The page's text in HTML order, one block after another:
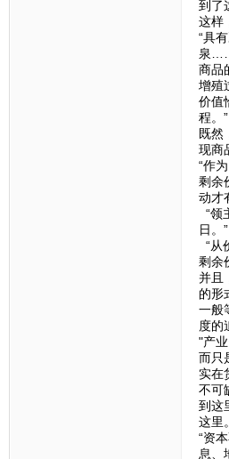
到了
这样
“具
泉……
商品
增殖
价值
程。
既然
现商
“作
剩余
动才
“领
日。
“从
剩余
并且
的形
一般
度的
"产
而只
实在
不可
到这
这里。
“资
息、